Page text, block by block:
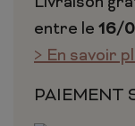
entre le 16/
> En savoir
PAIEMENT